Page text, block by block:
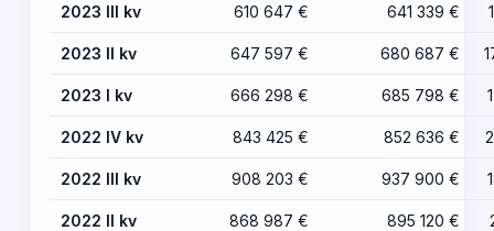
2023 III kv 610 647 € 641 339 €
2023 II kv 647 597 € 680 687 €
2023 I kv 666 298 € 685 798 €
2022 IV kv 843 425 € 852 636 €
2022 III kv 908 203 € 937 900 €
2022 II kv 868 987 € 895 120 €